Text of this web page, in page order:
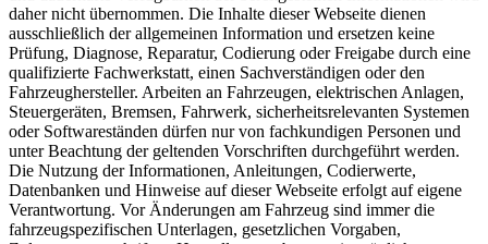
daher nicht übernommen. Die Inhalte dieser Webseite dienen
ausschließlich der allgemeinen Information und ersetzen keine
Prüfung, Diagnose, Reparatur, Codierung oder Freigabe durch eine
qualifizierte Fachwerkstatt, einen Sachverständigen oder den
Fahrzeughersteller. Arbeiten an Fahrzeugen, elektrischen Anlagen,
Steuergeräten, Bremsen, Fahrwerk, sicherheitsrelevanten Systemen
oder Softwareständen dürfen nur von fachkundigen Personen und
unter Beachtung der geltenden Vorschriften durchgeführt werden.
Die Nutzung der Informationen, Anleitungen, Codierwerte,
Datenbanken und Hinweise auf dieser Webseite erfolgt auf eigene
Verantwortung. Vor Änderungen am Fahrzeug sind immer die
fahrzeugspezifischen Unterlagen, gesetzlichen Vorgaben,